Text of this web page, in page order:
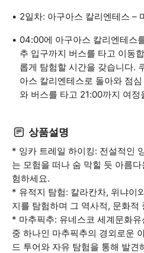
2일차: 아구아스 칼리엔테스 –
04:00에 아구아스 칼리엔테스
추 입구까지 버스를 타고 이동
롭게 탐험할 시간을 갖습니다.
아스 칼리엔테스로 돌아와 점
와 버스를 타고 21:00까지 여정
상품설명
* 잉카 트레일 하이킹: 전설적인
는 모험을 떠나 숨 막힐 듯 아름
험하세요.
* 유적지 탐험: 칼라칸차, 위냐이
지를 탐험하며 그 역사적, 문화적
* 마추픽추: 유네스코 세계문화
중 하나인 마추픽추의 경외로운
드 투어와 자유 탐험을 통해 발견